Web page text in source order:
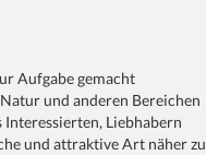
Aufgabe gemacht
und anderen Bereichen
Liebhabern
und attraktive Art näher zu